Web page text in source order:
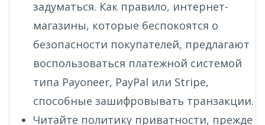
задуматься. Как правило, интернет-
магазины, которые беспокоятся о
безопасности покупателей, предлагают
воспользоваться платежной системой
типа Payoneer, PayPal или Stripe,
способные зашифровывать транзакции.
Читайте политику приватности, прежде